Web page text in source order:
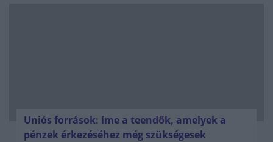
Uniós források: íme a teendők, amelyek a
pénzek érkezéséhez még szükségesek